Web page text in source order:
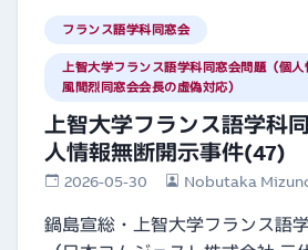
フランス語学科同窓会
上智大学フランス語学科同窓会問題（個
風間烈同窓会会長の虚偽対応）
上智大学フランス語学科
人情報無断開示事件(47)
2026-05-30 Nobutaka
鍋島宣総・上智大学フランス語